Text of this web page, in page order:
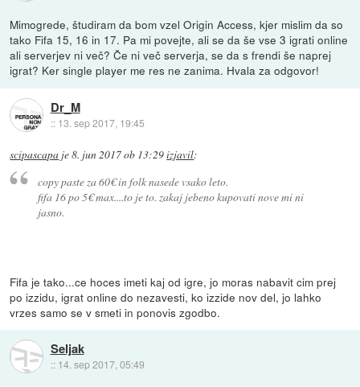
Mimogrede, študiram da bom vzel Origin Access, kjer mislim da so
tako Fifa 15, 16 in 17. Pa mi povejte, ali se da še vse 3 igrati online
ali serverjev ni več? Če ni več serverja, se da s frendi še naprej
igrat? Ker single player me res ne zanima. Hvala za odgovor!
Dr_M
:: 13. sep 2017, 19:45
scipascapa je8. jun 2017 ob 13:29izjavil:
copy paste za 60€ in folk nasede vsako leto.
fifa 16 po 5€ max....to je to. zakaj jebeno kupovati nove mi ni
jasno.
Fifa je tako...ce hoces imeti kaj od igre, jo moras nabavit cim prej
po izzidu, igrat online do nezavesti, ko izzide nov del, jo lahko
vrzes samo se v smeti in ponovis zgodbo.
Seljak
:: 14. sep 2017, 05:49